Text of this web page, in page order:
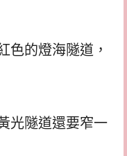
色的燈海隧道，
光隧道還要窄一